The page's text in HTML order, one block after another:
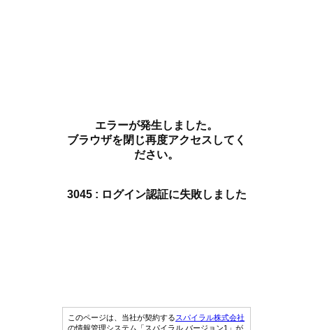
エラーが発生しました。
ブラウザを閉じ再度アクセスしてく
ださい。
3045 : ログイン認証に失敗しました
このページは、当社が契約するスパイラル株式会社
の情報管理システム「スパイラル バージョン1」が